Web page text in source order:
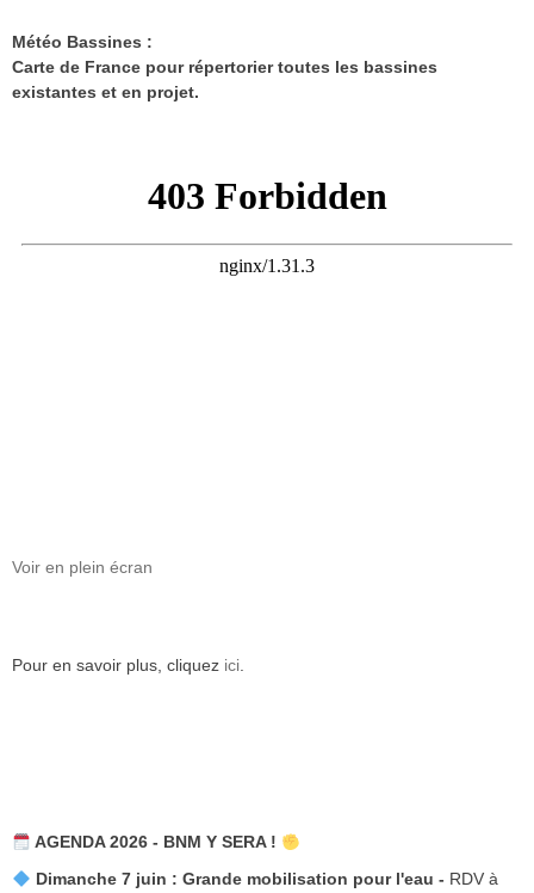
Météo Bassines :
Carte de France pour répertorier toutes les bassines
existantes et en projet.
Voir en plein écran
Pour en savoir plus, cliquez ici.
AGENDA 2026 - BNM Y SERA !
Dimanche 7 juin : Grande mobilisation pour l'eau - RDV à